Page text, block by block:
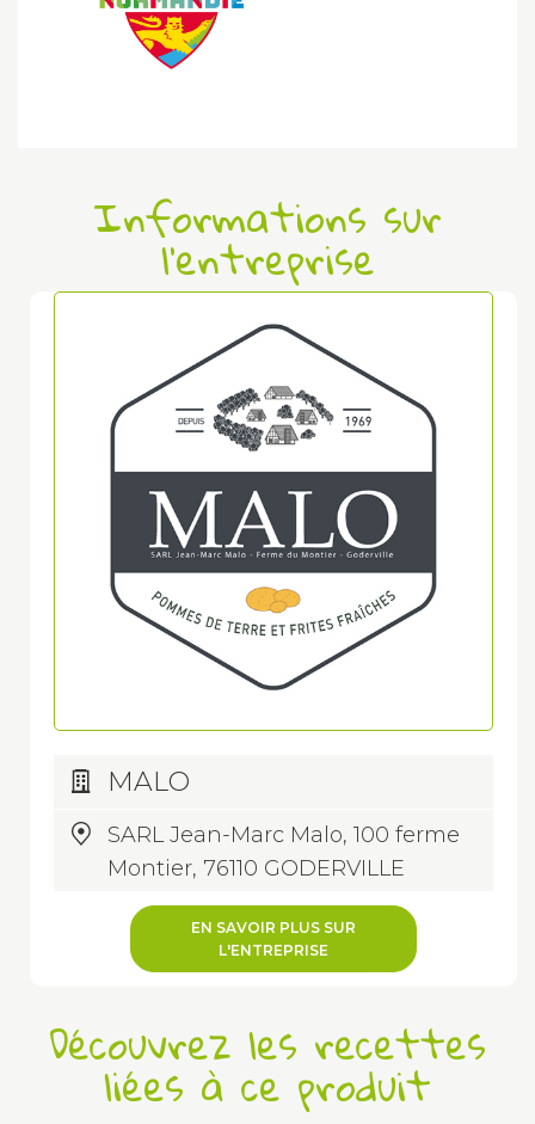
Informations sur
l'entreprise
MALO
SARL Jean-Marc Malo, 100 ferme
Montier, 76110 GODERVILLE
EN SAVOIR PLUS SUR
L'ENTREPRISE
Découvrez les recettes
liées à ce produit